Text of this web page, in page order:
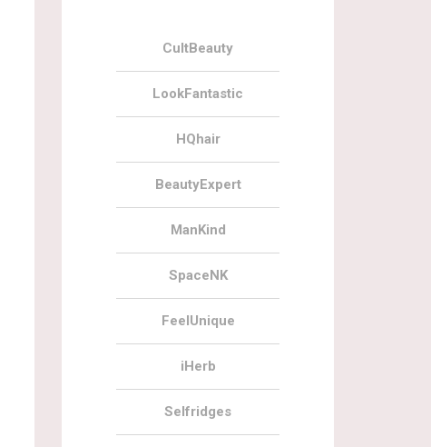
CultBeauty
LookFantastic
HQhair
BeautyExpert
ManKind
SpaceNK
FeelUnique
iHerb
Selfridges